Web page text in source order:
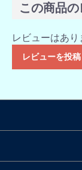
この商品
レビューはあり
レビューを投稿